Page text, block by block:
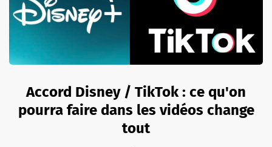
Accord Disney / TikTok : ce qu'on
pourra faire dans les vidéos change
tout